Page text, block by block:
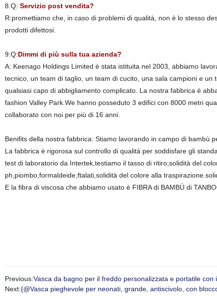
8.Q: Servizio post vendita?
R:promettiamo che, in caso di problemi di qualità, non è lo stesso
prodotti difettosi.
9:Q:Dimmi di più sulla tua azienda?
A: Keenago Holdings Limited è stata istituita nel 2003, abbiamo
tecnico, un team di taglio, un team di cucito, una sala campioni e
qualsiasi capo di abbigliamento complicato. La nostra fabbrica è
fashion Valley Park.We hanno posseduto 3 edifici con 8000 metri
collaborato con noi per più di 16 anni.
Benifits della nostra fabbrica: Stiamo lavorando in campo di bambù
La fabbrica è rigorosa sul controllo di qualità per soddisfare gli
test di laboratorio da Intertek,testiamo il tasso di ritiro,solidità del
ph,piombo,formaldeide,ftalati,solidità del colore alla
E la fibra di viscosa che abbiamo usato è FIBRA di BAMBÙ di
Previous:Vasca da bagno per il freddo personalizzata e portatile con
Next:{@Vasca pieghevole per neonati, grande, antiscivolo, con